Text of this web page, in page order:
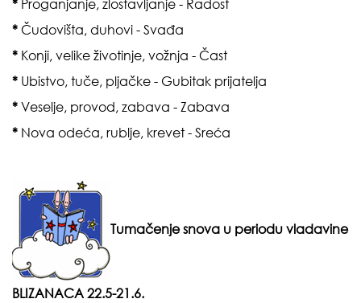
* Proganjanje, zlostavljanje - Radost
* Čudovišta, duhovi - Svađa
* Konji, velike životinje, vožnja - Čast
* Ubistvo, tuče, pljačke - Gubitak prijatelja
* Veselje, provod, zabava - Zabava
* Nova odeća, rublje, krevet - Sreća
Tumačenje snova u periodu vladavine
BLIZANACA 22.5-21.6.